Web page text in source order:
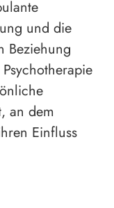
und die
Beziehung
an dem
Einfluss